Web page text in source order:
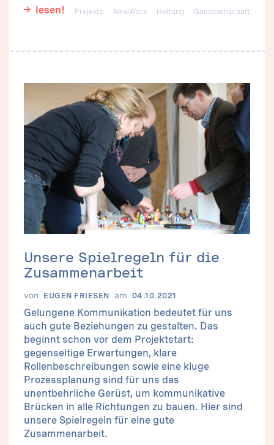
lesen!
Genossenschaft
Haltung
NewWork
Projekte
Unsere Spielregeln für die
Zusammenarbeit
von EUGEN FRIESEN am 04.10.2021
Gelungene Kommunikation bedeutet für uns
auch gute Beziehungen zu gestalten. Das
beginnt schon vor dem Projektstart:
gegenseitige Erwartungen, klare
Rollenbeschreibungen sowie eine kluge
Prozessplanung sind für uns das
unentbehrliche Gerüst, um kommunikative
Brücken in alle Richtungen zu bauen. Hier sind
unsere Spielregeln für eine gute
Zusammenarbeit.